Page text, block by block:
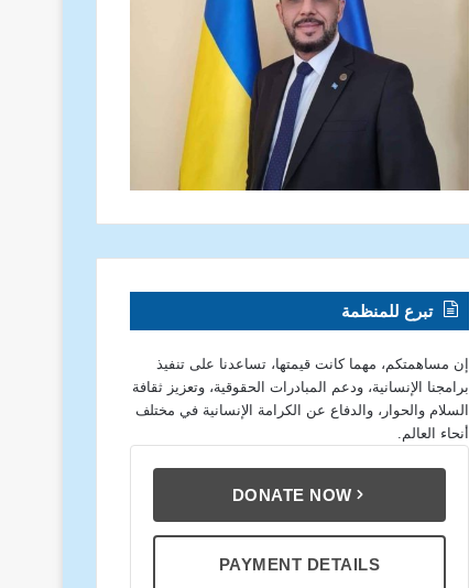
تبرع للمنظمة
إن مساهمتكم، مهما كانت قيمتها، تساعدنا على تنفيذ
برامجنا الإنسانية، ودعم المبادرات الحقوقية، وتعزيز ثقافة
السلام والحوار، والدفاع عن الكرامة الإنسانية في مختلف
أنحاء العالم.
DONATE NOW
PAYMENT DETAILS